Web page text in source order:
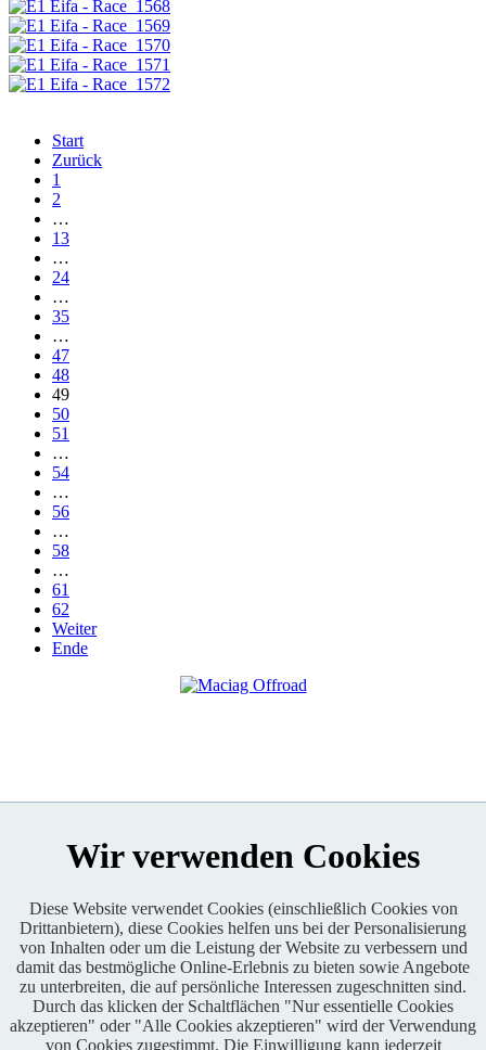
Start
Zurück
1
2
…
13
…
24
…
35
…
47
48
49
50
51
…
54
…
56
…
58
…
61
62
Weiter
Ende
Enduro One Series Partner
Wir verwenden Cookies
Diese Website verwendet Cookies (einschließlich Cookies von
Drittanbietern), diese Cookies helfen uns bei der Personalisierung
von Inhalten oder um die Leistung der Website zu verbessern und
damit das bestmögliche Online-Erlebnis zu bieten sowie Angebote
zu unterbreiten, die auf persönliche Interessen zugeschnitten sind.
Durch das klicken der Schaltflächen "Nur essentielle Cookies
akzeptieren" oder "Alle Cookies akzeptieren" wird der Verwendung
von Cookies zugestimmt. Die Einwilligung kann jederzeit